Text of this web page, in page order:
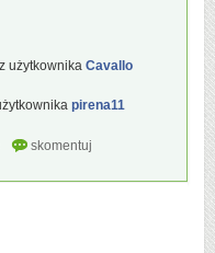
użytkownika Cavallo
pirena11